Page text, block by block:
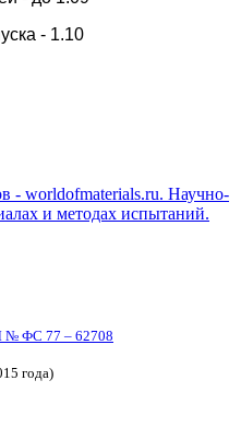
- 1.10
№ ФС 77 – 62708
года)